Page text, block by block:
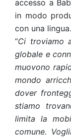
accesso a
in modo
con una lingua.
“Ci troviamo
globale e
muovono
mondo
dover
stiamo
limita la
comune.